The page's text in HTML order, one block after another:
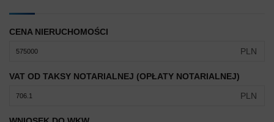
CENA NIERUCHOMOŚCI
PLN
VAT OD TAKSY NOTARIALNEJ (OPŁATY NOTARIALNEJ)
PLN